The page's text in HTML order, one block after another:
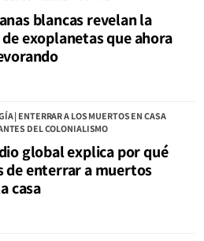
blancas revelan la
exoplanetas que ahora
| ENTERRAR A LOS MUERTOS EN CASA
DEL COLONIALISMO
global explica por qué
de enterrar a muertos
casa